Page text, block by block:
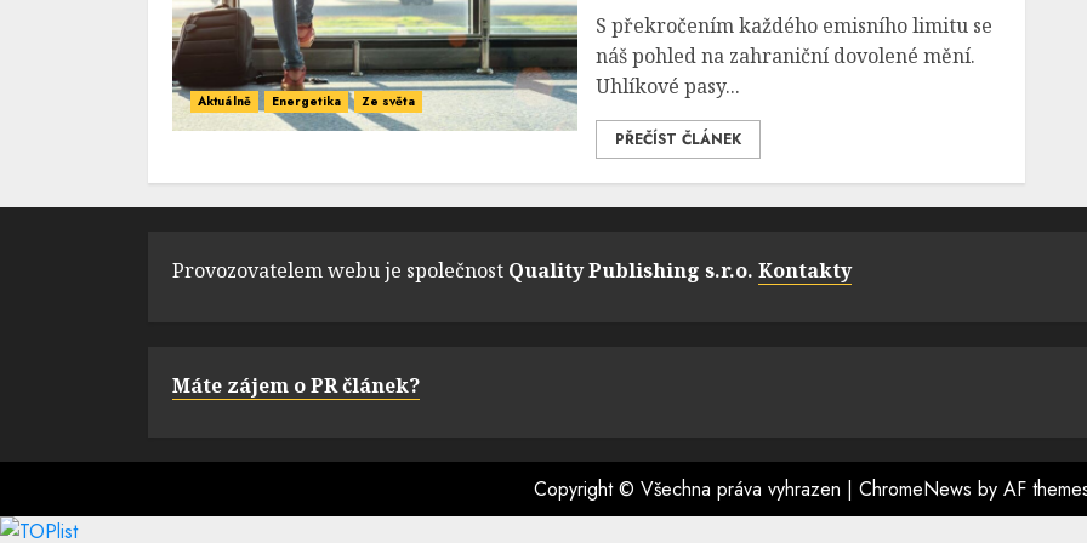
Aktuálně Energetika Ze světa
S překročením každého emisního limitu se
náš pohled na zahraniční dovolené mění.
Uhlíkové pasy...
PŘEČÍST ČLÁNEK
Provozovatelem webu je společnost Quality Publishing s.r.o. Kontakty
Máte zájem o PR článek?
Copyright © Všechna práva vyhrazen | ChromeNews by AF